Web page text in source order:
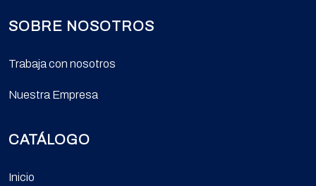
SOBRE NOSOTROS
Trabaja con nosotros
Nuestra Empresa
CATÁLOGO
Inicio